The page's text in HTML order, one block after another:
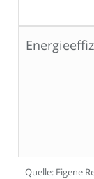
Quelle: Eigene